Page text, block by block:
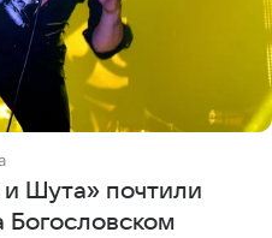
Шута» почтили
Богословском